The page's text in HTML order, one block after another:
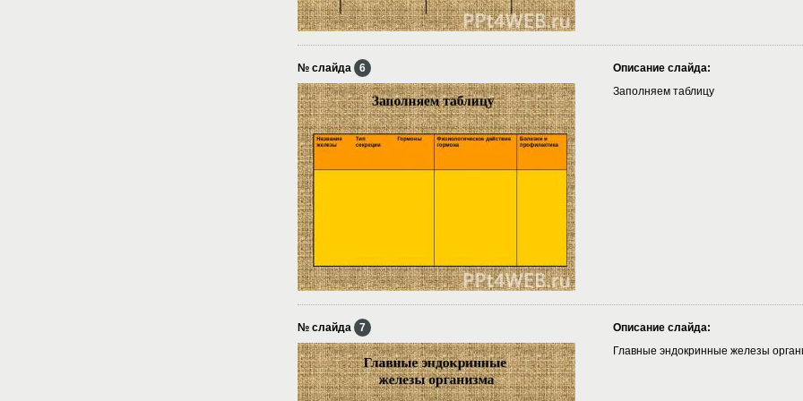
№ слайда 6
Описание слайда:
Заполняем таблицу
№ слайда 7
Описание слайда:
Главные эндокринные железы